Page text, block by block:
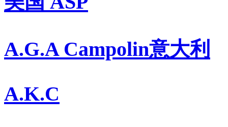
A.G.A Campolin意大利
A.K.C